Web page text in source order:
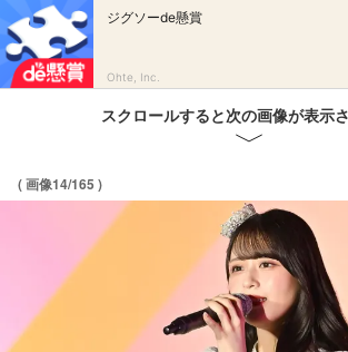
ジグソーde懸賞
Ohte, Inc.
スクロールすると次の画像が表示
( 画像14/165 )